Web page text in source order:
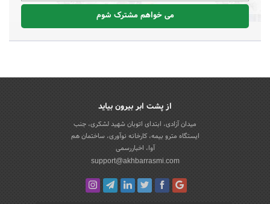
می خواهم مشترک شوم
از پشت ابر بیرون بیاید
میدان آزادی، ابتدای اتوبان شهید لشکری، جنب
ایستگاه مترو بیمه، کارخانه نوآوری، ساختمان هم
آوا، اخباررسمی
support@akhbarrasmi.com